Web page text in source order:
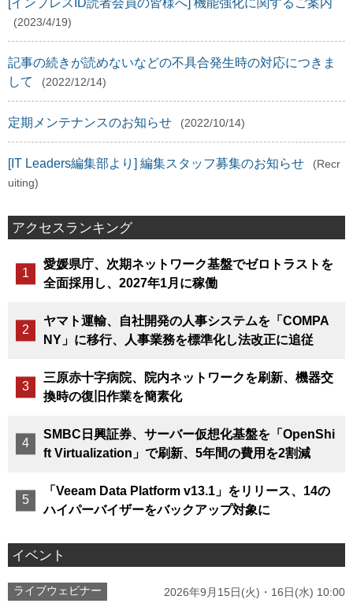
(2023/4/19)
記事の続きが読めないなどの不具合発生時の対応につきま
して
(2022/12/14)
定期メンテナンスのお知らせ (2022/10/14)
[IT Leaders編集部より] 編集スタッフ募集のお知らせ
(Recr
uiting)
アクセスランキング
愛媛県庁、次期ネットワーク基盤でゼロトラストを
全面採用し、2027年1月に稼働
ヤマト運輸、自社開発の人事システムを「COMPA
NY」に移行、人事業務を標準化し法改正に追従
三原赤十字病院、院内ネットワークを刷新、機器交
換時の復旧作業を簡素化
SMBC日興証券、サーバー仮想化基盤を「OpenShi
ft Virtualization」で刷新、5年間の費用を2割減
「Veeam Data Platform v13.1」をリリース、14の
ハイパーバイザーをバックアップ対象に
イベント
ライブウェビナー 2026年9月15日(火)・16日(水) 10:00